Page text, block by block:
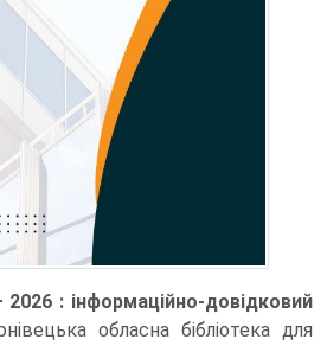
2026 : інформаційно-довідковий
обласна бібліотека для